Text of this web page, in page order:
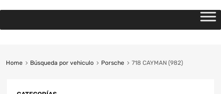
Home Búsqueda por vehiculo Porsche 718 CAYMAN (982)